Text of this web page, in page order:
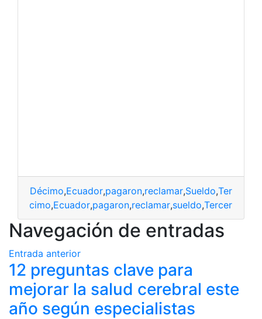
Décimo,Ecuador,pagaron,reclamar,Sueldo,Tercer
décimo,Ecuador,pagaron,reclamar,sueldo,Tercer
Navegación de entradas
Entrada anterior
12 preguntas clave para
mejorar la salud cerebral este
año según especialistas